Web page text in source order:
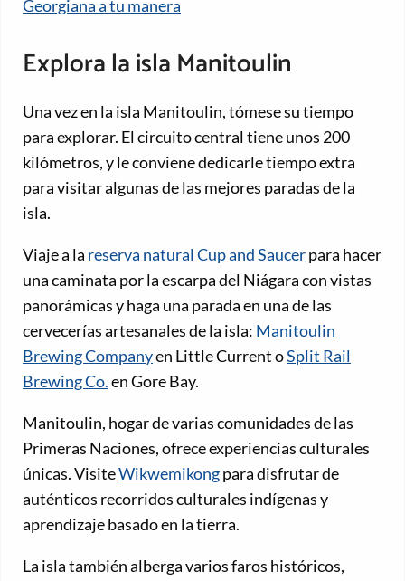
Georgiana a tu manera
Explora la isla Manitoulin
Una vez en la isla Manitoulin, tómese su tiempo
para explorar. El circuito central tiene unos 200
kilómetros, y le conviene dedicarle tiempo extra
para visitar algunas de las mejores paradas de la
isla.
Viaje a la reserva natural Cup and Saucerpara hacer
una caminata por la escarpa del Niágara con vistas
panorámicas y haga una parada en una de las
cervecerías artesanales de la isla: Manitoulin
Brewing Companyen Little Current oSplit Rail
Brewing Co.en Gore Bay.
Manitoulin, hogar de varias comunidades de las
Primeras Naciones, ofrece experiencias culturales
únicas. VisiteWikwemikongpara disfrutar de
auténticos recorridos culturales indígenas y
aprendizaje basado en la tierra.
La isla también alberga varios faros históricos,